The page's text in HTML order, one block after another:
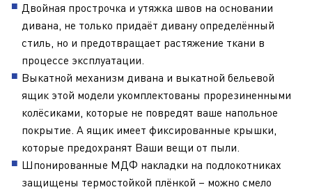
Двойная прострочка и утяжка швов на основании
дивана, не только придаёт дивану определённый
стиль, но и предотвращает растяжение ткани в
процессе эксплуатации.
Выкатной механизм дивана и выкатной бельевой
ящик этой модели укомплектованы прорезиненными
колёсиками, которые не повредят ваше напольное
покрытие. А ящик имеет фиксированные крышки,
которые предохранят Ваши вещи от пыли.
Шпонированные МДФ накладки на подлокотниках
защищены термостойкой плёнкой – можно смело